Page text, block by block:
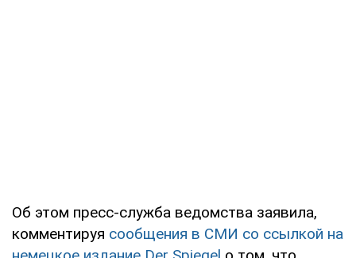
Об этом пресс-служба ведомства заявила,
комментируя сообщения в СМИ со ссылкой на